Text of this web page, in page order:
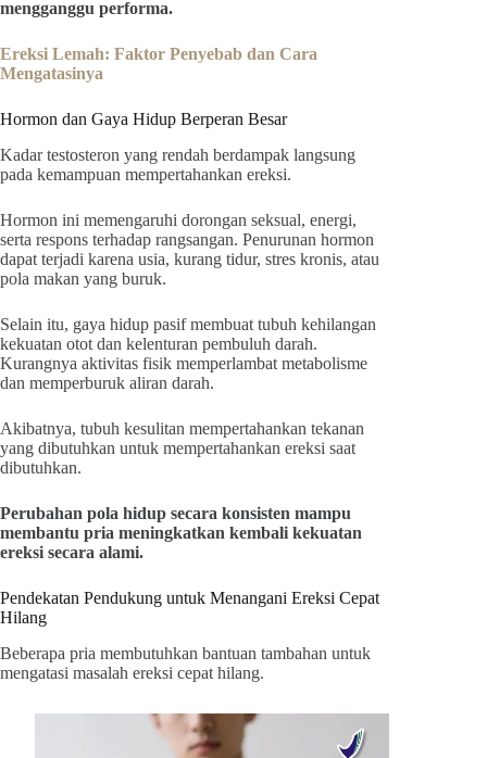
mengganggu performa.
Ereksi Lemah: Faktor Penyebab dan Cara
Mengatasinya
Hormon dan Gaya Hidup Berperan Besar
Kadar testosteron yang rendah berdampak langsung
pada kemampuan mempertahankan ereksi.
Hormon ini memengaruhi dorongan seksual, energi,
serta respons terhadap rangsangan. Penurunan hormon
dapat terjadi karena usia, kurang tidur, stres kronis, atau
pola makan yang buruk.
Selain itu, gaya hidup pasif membuat tubuh kehilangan
kekuatan otot dan kelenturan pembuluh darah.
Kurangnya aktivitas fisik memperlambat metabolisme
dan memperburuk aliran darah.
Akibatnya, tubuh kesulitan mempertahankan tekanan
yang dibutuhkan untuk mempertahankan ereksi saat
dibutuhkan.
Perubahan pola hidup secara konsisten mampu
membantu pria meningkatkan kembali kekuatan
ereksi secara alami.
Pendekatan Pendukung untuk Menangani Ereksi Cepat
Hilang
Beberapa pria membutuhkan bantuan tambahan untuk
mengatasi masalah ereksi cepat hilang.